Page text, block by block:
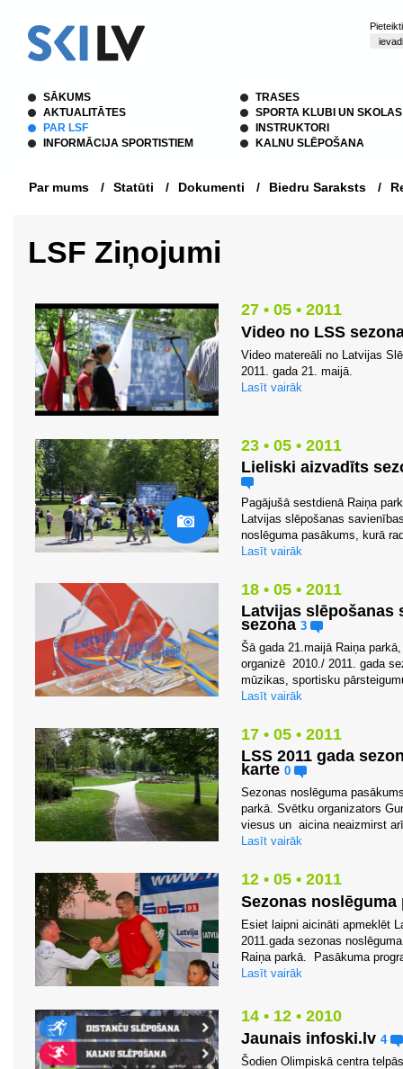
SĀKUMS
AKTUALITĀTES
PAR LSF
INFORMĀCIJA SPORTISTIEM
TRASES
SPORTA KLUBI UN SKOLAS
INSTRUKTORI
KALNU SLĒPOŠANA
Par mums / Statūti / Dokumenti / Biedru Saraksts /
LSF Ziņojumi
27 • 05 • 2011
Video no LSS
Video matereāli no Latvijas
2011. gada 21. maijā.
Lasīt vairāk
23 • 05 • 2011
Lieliski aizvadīts
Pagājušā sestdienā Raiņa
Latvijas slēpošanas
noslēguma pasākums, kurā
Lasīt vairāk
18 • 05 • 2011
Latvijas slēpošanas
sezona 3
Šā gada 21.maijā Raiņa
organizē 2010./ 2011. gada
mūzikas, sportisku
Lasīt vairāk
17 • 05 • 2011
LSS 2011 gada
karte 0
Sezonas noslēguma
parkā. Svētku organizators
viesus un aicina neaizmirst
Lasīt vairāk
12 • 05 • 2011
Sezonas noslēguma
Esiet laipni aicināti apmeklēt
2011.gada sezonas
Raiņa parkā. Pasākuma
Lasīt vairāk
14 • 12 • 2010
Jaunais infoski.lv 4
Šodien Olimpiskā centra